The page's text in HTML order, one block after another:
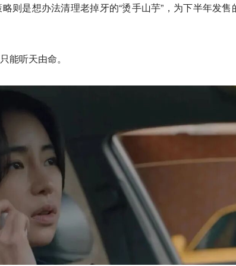
则是想办法清理老掉牙的“烫手山芋”，为下半年发售
能听天由命。